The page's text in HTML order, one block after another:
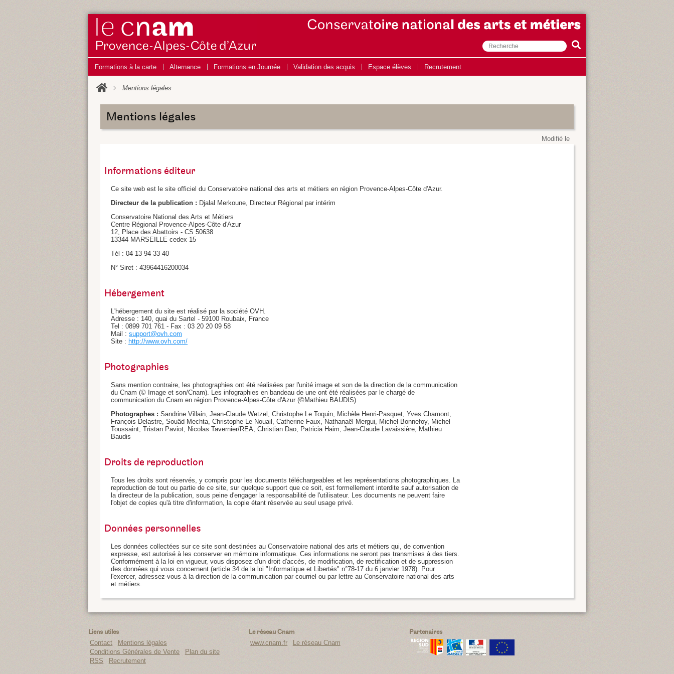
Formations à la carte Alternance Formations en Journée Validation des acquis Espace élèves Recrutement
Mentions légales
Mentions légales
Modifié le
Informations éditeur
Ce site web est le site officiel du Conservatoire national des arts et métiers en région Provence-Alpes-Côte d'Azur.
Directeur de la publication : Djalal Merkoune, Directeur Régional par intérim
Conservatoire National des Arts et Métiers
Centre Régional Provence-Alpes-Côte d'Azur
12, Place des Abattoirs - CS 50638
13344 MARSEILLE cedex 15
Tél : 04 13 94 33 40
N° Siret : 43964416200034
Hébergement
L'hébergement du site est réalisé par la société OVH.
Adresse : 140, quai du Sartel - 59100 Roubaix, France
Tel : 0899 701 761 - Fax : 03 20 20 09 58
Mail : support@ovh.com
Site : http://www.ovh.com/
Photographies
Sans mention contraire, les photographies ont été réalisées par l'unité image et son de la direction de la communication
du Cnam (© Image et son/Cnam). Les infographies en bandeau de une ont été réalisées par le chargé de
communication du Cnam en région Provence-Alpes-Côte d'Azur (©Mathieu BAUDIS)
Photographes : Sandrine Villain, Jean-Claude Wetzel, Christophe Le Toquin, Michèle Henri-Pasquet, Yves Chamont,
François Delastre, Souäd Mechta, Christophe Le Nouail, Catherine Faux, Nathanaël Mergui, Michel Bonnefoy, Michel
Toussaint, Tristan Paviot, Nicolas Tavernier/REA, Christian Dao, Patricia Haim, Jean-Claude Lavaissière, Mathieu
Baudis
Droits de reproduction
Tous les droits sont réservés, y compris pour les documents téléchargeables et les représentations photographiques. La
reproduction de tout ou partie de ce site, sur quelque support que ce soit, est formellement interdite sauf autorisation de
la directeur de la publication, sous peine d'engager la responsabilité de l'utilisateur. Les documents ne peuvent faire
l'objet de copies qu'à titre d'information, la copie étant réservée au seul usage privé.
Données personnelles
Les données collectées sur ce site sont destinées au Conservatoire national des arts et métiers qui, de convention
expresse, est autorisé à les conserver en mémoire informatique. Ces informations ne seront pas transmises à des tiers.
Conformément à la loi en vigueur, vous disposez d'un droit d'accès, de modification, de rectification et de suppression
des données qui vous concernent (article 34 de la loi "Informatique et Libertés" n°78-17 du 6 janvier 1978). Pour
l'exercer, adressez-vous à la direction de la communication par courriel ou par lettre au Conservatoire national des arts
et métiers.
Liens utiles
Contact
Mentions légales
Conditions Générales de Vente
Plan du site
RSS
Recrutement
Le réseau Cnam
www.cnam.fr Le réseau Cnam
Partenaires